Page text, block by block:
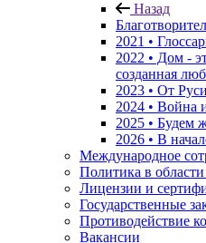
Назад
2021 •
2022 • Дом -
созданная
2023 • От
2024 • Война
2025 • Будем
2026 • В
Международное
Политика в области
Лицензии и
Государственные
Противодействие
Вакансии